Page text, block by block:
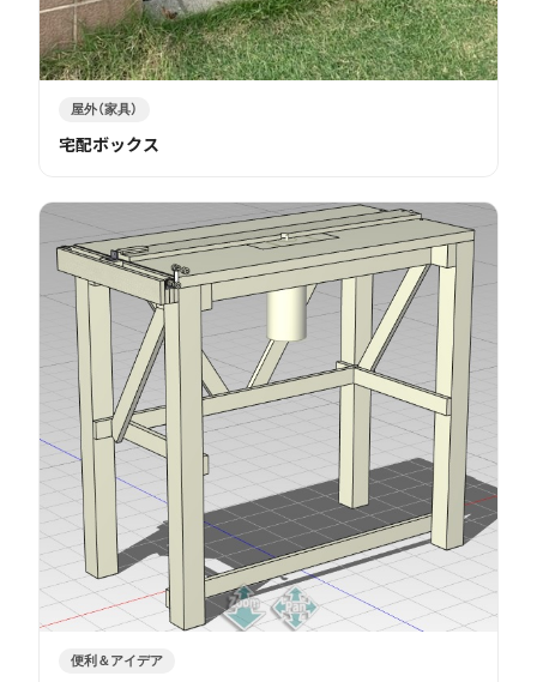
屋外（家具）
宅配ボックス
便利＆アイデア